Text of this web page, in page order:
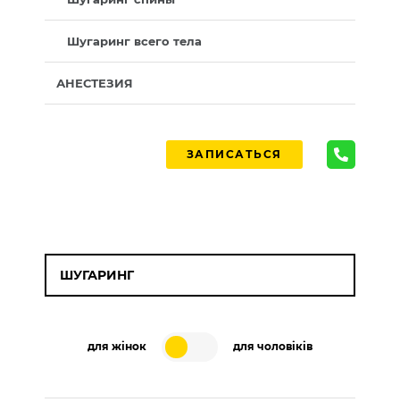
Шугаринг всего тела
АНЕСТЕЗИЯ
ЗАПИСАТЬСЯ
ШУГАРИНГ
для жінок для чоловіків